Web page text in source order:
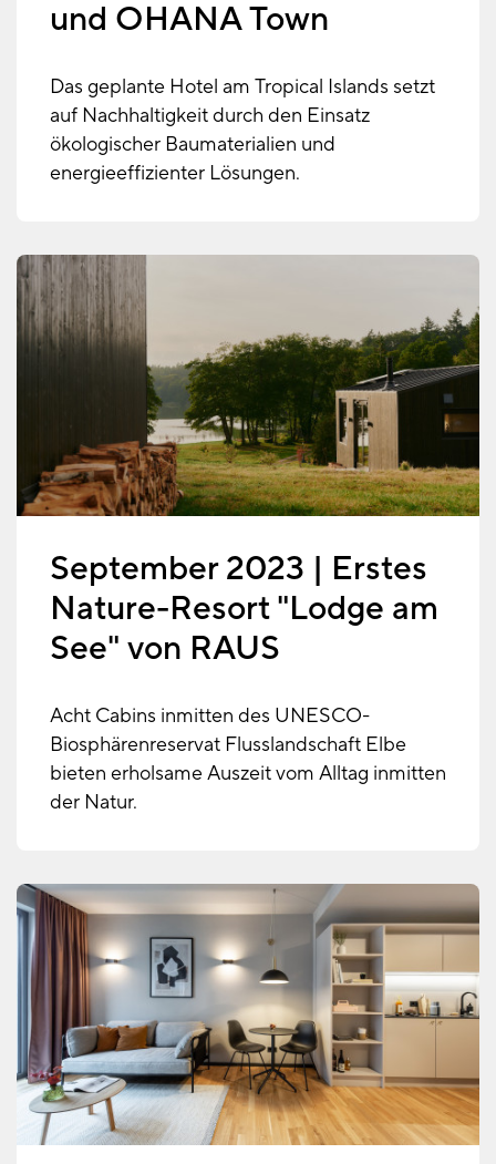
und OHANA Town
Das geplante Hotel am Tropical Islands setzt
auf Nachhaltigkeit durch den Einsatz
ökologischer Baumaterialien und
energieeffizienter Lösungen.
September 2023 | Erstes
Nature-Resort "Lodge am
See" von RAUS
Acht Cabins inmitten des UNESCO-
Biosphärenreservat Flusslandschaft Elbe
bieten erholsame Auszeit vom Alltag inmitten
der Natur.